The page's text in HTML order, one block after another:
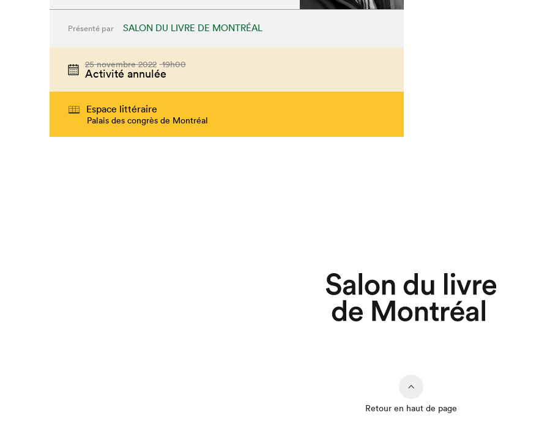
Présenté par SALON DU LIVRE DE MONTRÉAL
25 novembre 2022 19h00
Activité annulée
Espace littéraire
Palais des congrès de Montréal
Retour en haut de page